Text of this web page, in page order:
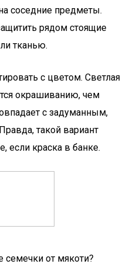
соседние предметы.
рядом стоящие
тканью.
с цветом. Светлая
окрашиванию, чем
с задуманным,
такой вариант
если краска в банке.
семечки от мякоти?